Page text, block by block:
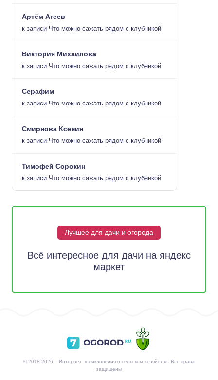
Артём Агеев
к записи Что можно сажать рядом с клубникой
Виктория Михайлова
к записи Что можно сажать рядом с клубникой
Серафим
к записи Что можно сажать рядом с клубникой
Смирнова Ксения
к записи Что можно сажать рядом с клубникой
Тимофей Сорокин
к записи Что можно сажать рядом с клубникой
Лучшее для дачи и огорода
Всё интересное для дачи на яндекс
маркет
© 2018-2026 – Интернет-энциклопедия о сельском хозяйстве. Все права
защищены